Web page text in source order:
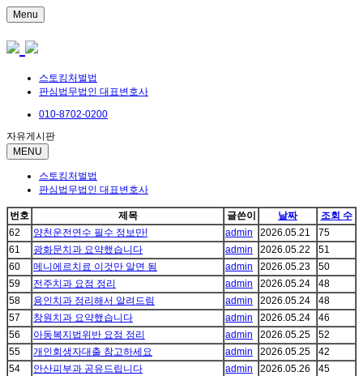
Menu
스토킹처벌법
판심법무법인 대표변호사
010-8702-0200
자유게시판
MENU
스토킹처벌법
판심법무법인 대표변호사
번호 제목 글쓴이 날짜
조회 수
62
양천운전연수 필수 정보만! admin 2026.05.21
75
61
광화문치과 요약했습니다 admin 2026.05.22
51
60
메니에르치료 이것만 알면 됨 admin 2026.05.23
50
59
전주치과 요점 정리 admin 2026.05.24
48
58
용인치과 정리해서 알려드림 admin 2026.05.24
48
57
창원치과 요약했습니다 admin 2026.05.24
46
56
아동복지법위반 요점 정리 admin 2026.05.25
52
55
개인회생자대출 참고하세요 admin 2026.05.25
42
54
안산피부과 공유드립니다 admin 2026.05.26
45